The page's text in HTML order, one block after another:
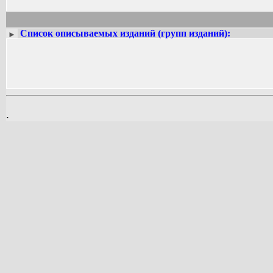
► Список описываемых изданий (групп изданий):
.